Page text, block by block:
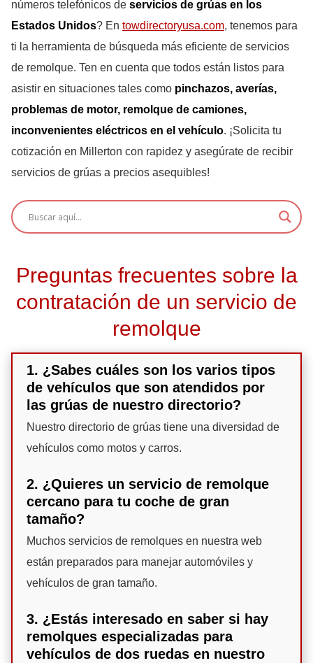
números telefónicos de servicios de grúas en los
Estados Unidos? En towdirectoryusa.com, tenemos para
ti la herramienta de búsqueda más eficiente de servicios
de remolque. Ten en cuenta que todos están listos para
asistir en situaciones tales como pinchazos, averías,
problemas de motor, remolque de camiones,
inconvenientes eléctricos en el vehículo. ¡Solicita tu
cotización en Millerton con rapidez y asegúrate de recibir
servicios de grúas a precios asequibles!
Preguntas frecuentes sobre la
contratación de un servicio de
remolque
1. ¿Sabes cuáles son los varios tipos
de vehículos que son atendidos por
las grúas de nuestro directorio?
Nuestro directorio de grúas tiene una diversidad de
vehículos como motos y carros.
2. ¿Quieres un servicio de remolque
cercano para tu coche de gran
tamaño?
Muchos servicios de remolques en nuestra web
están preparados para manejar automóviles y
vehículos de gran tamaño.
3. ¿Estás interesado en saber si hay
remolques especializadas para
vehículos de dos ruedas en nuestro